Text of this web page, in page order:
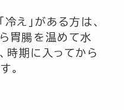
え」がある方は、
胃腸を温めて水
時期に入ってから
。